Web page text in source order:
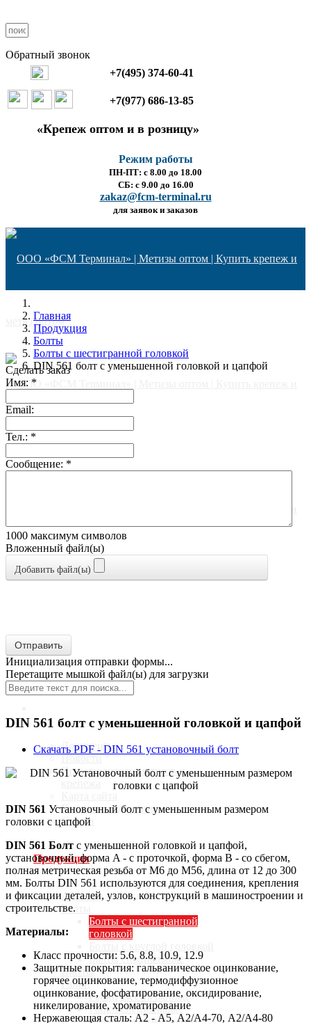
Обратный звонок
+7(495) 374-60-41
+7(977) 686-13-85
«Крепеж оптом и в розницу»
Режим работы
ПН-ПТ: с 8.00 до 18.00
СБ: с 9.00 до 16.00
zakaz@fcm-terminal.ru
для заявок и заказов
Главная
Документы
Новости
Производители метизов и
Галерея продукции
Статьи
Продукция
Анкеры
Болты
Болты с шестигранной
головкой
Болты специальные
Винты
Гайки
Гайки шестигранные
Гайки специальные
Главная
Продукция
Болты
Болты с шестигранной головкой
DIN 561 болт с уменьшенной головкой и цапфой
Сделать заказ
Имя: *
Email:
Тел.: *
Сообщение: *
1000 максимум символов
Вложенный файл(ы)
Добавить файл(ы)
Отправить
Инициализация отправки формы...
Перетащите мышкой файл(ы) для загрузки
DIN 561 болт с уменьшенной головкой и цапфой
Скачать PDF - DIN 561 установочный болт
DIN 561 Установочный болт с уменьшенным размером
головки с цапфой
DIN 561 Болт с уменьшенной головкой и цапфой,
установочный, форма A - с проточкой, форма В - со сбегом,
полная метрическая резьба от М6 до М56, длина от 12 до 300
мм. Болты DIN 561 используются для соединения, крепления
и фиксации деталей, узлов, конструкций в машиностроении и
строительстве.
Материалы:
Класс прочности: 5.6, 8.8, 10.9, 12.9
Защитные покрытия: гальваническое оцинкование,
горячее оцинкование, термодиффузионное
оцинкование, фосфатирование, оксидирование,
никелирование, хроматирование
Нержавеющая сталь: А2 - А5, А2/А4-70, А2/А4-80